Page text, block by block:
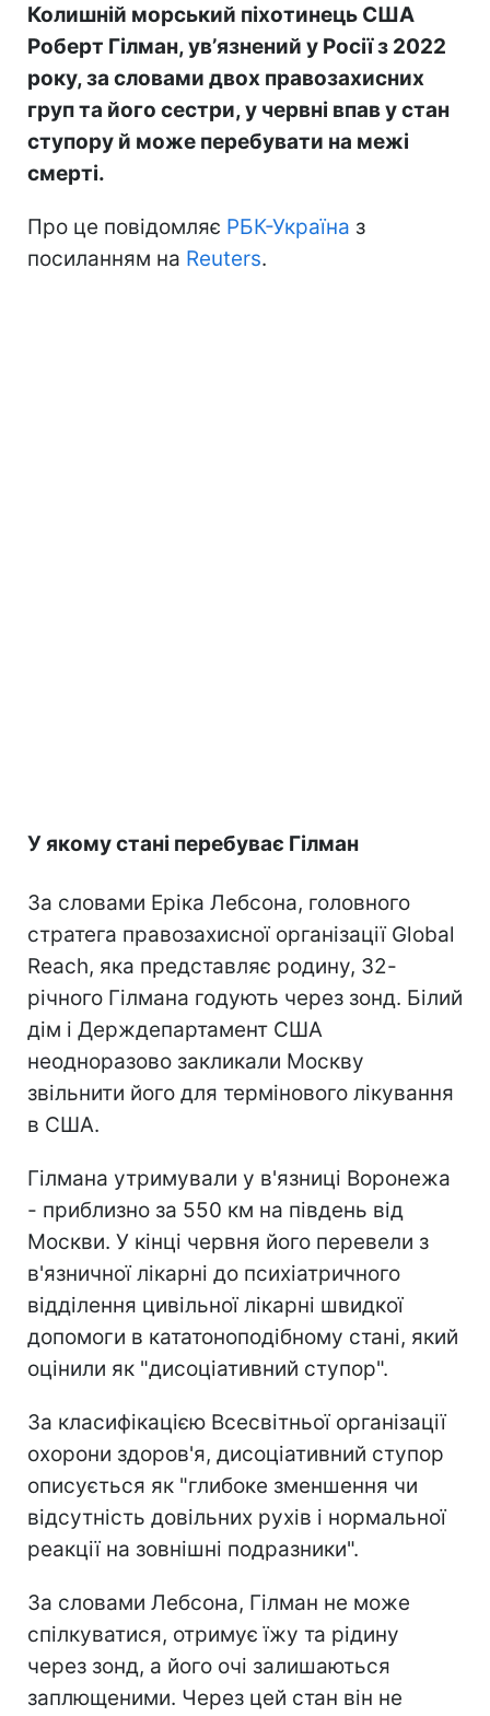
Колишній морський піхотинець США
Роберт Гілман, увʼязнений у Росії з 2022
року, за словами двох правозахисних
груп та його сестри, у червні впав у стан
ступору й може перебувати на межі
смерті.
Про це повідомляє РБК-Україна з
посиланням на Reuters.
У якому стані перебуває Гілман
За словами Еріка Лебсона, головного
стратега правозахисної організації Global
Reach, яка представляє родину, 32-
річного Гілмана годують через зонд. Білий
дім і Держдепартамент США
неодноразово закликали Москву
звільнити його для термінового лікування
в США.
Гілмана утримували у в'язниці Воронежа
- приблизно за 550 км на південь від
Москви. У кінці червня його перевели з
в'язничної лікарні до психіатричного
відділення цивільної лікарні швидкої
допомоги в кататоноподібному стані, який
оцінили як "дисоціативний ступор".
За класифікацією Всесвітньої організації
охорони здоров'я, дисоціативний ступор
описується як "глибоке зменшення чи
відсутність довільних рухів і нормальної
реакції на зовнішні подразники".
За словами Лебсона, Гілман не може
спілкуватися, отримує їжу та рідину
через зонд, а його очі залишаються
заплющеними. Через цей стан він не